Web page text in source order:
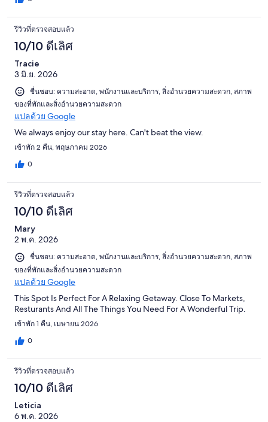
รีวิวที่ตรวจสอบแล้ว
10/10 ดีเลิศ
Tracie
3 มิ.ย. 2026
ชื่นชอบ: ความสะอาด, พนักงานและบริการ, สิ่งอำนวยความสะดวก, สภาพ
ของที่พักและสิ่งอำนวยความสะดวก
แปลด้วย Google
We always enjoy our stay here. Can't beat the view.
เข้าพัก 2 คืน, พฤษภาคม 2026
0
รีวิวที่ตรวจสอบแล้ว
10/10 ดีเลิศ
Mary
2 พ.ค. 2026
ชื่นชอบ: ความสะอาด, พนักงานและบริการ, สิ่งอำนวยความสะดวก, สภาพ
ของที่พักและสิ่งอำนวยความสะดวก
แปลด้วย Google
This Spot Is Perfect For A Relaxing Getaway. Close To Markets,
Resturants And All The Things You Need For A Wonderful Trip.
เข้าพัก 1 คืน, เมษายน 2026
0
รีวิวที่ตรวจสอบแล้ว
10/10 ดีเลิศ
Leticia
6 พ.ค. 2026